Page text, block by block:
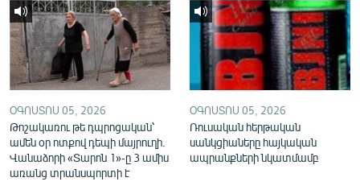
ՕԳՈՍՏՈՍ 05, 2026
Թոշակառու թե դպրոցական՝
ամեն օր ոտքով դեպի մայրուղի.
Վանաձորի «Տարոն 1»-ը 3 ամիս
առանց տրանսպորտի է
ՕԳՈՍՏՈՍ 05, 2026
Ռուսական հերթական
սանկցիաները հայկական
ապրանքների նկատմամբ